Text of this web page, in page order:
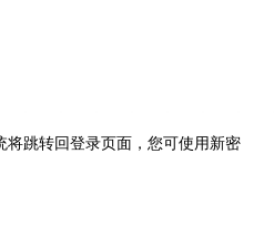
将跳转回登录页面，您可使用新密